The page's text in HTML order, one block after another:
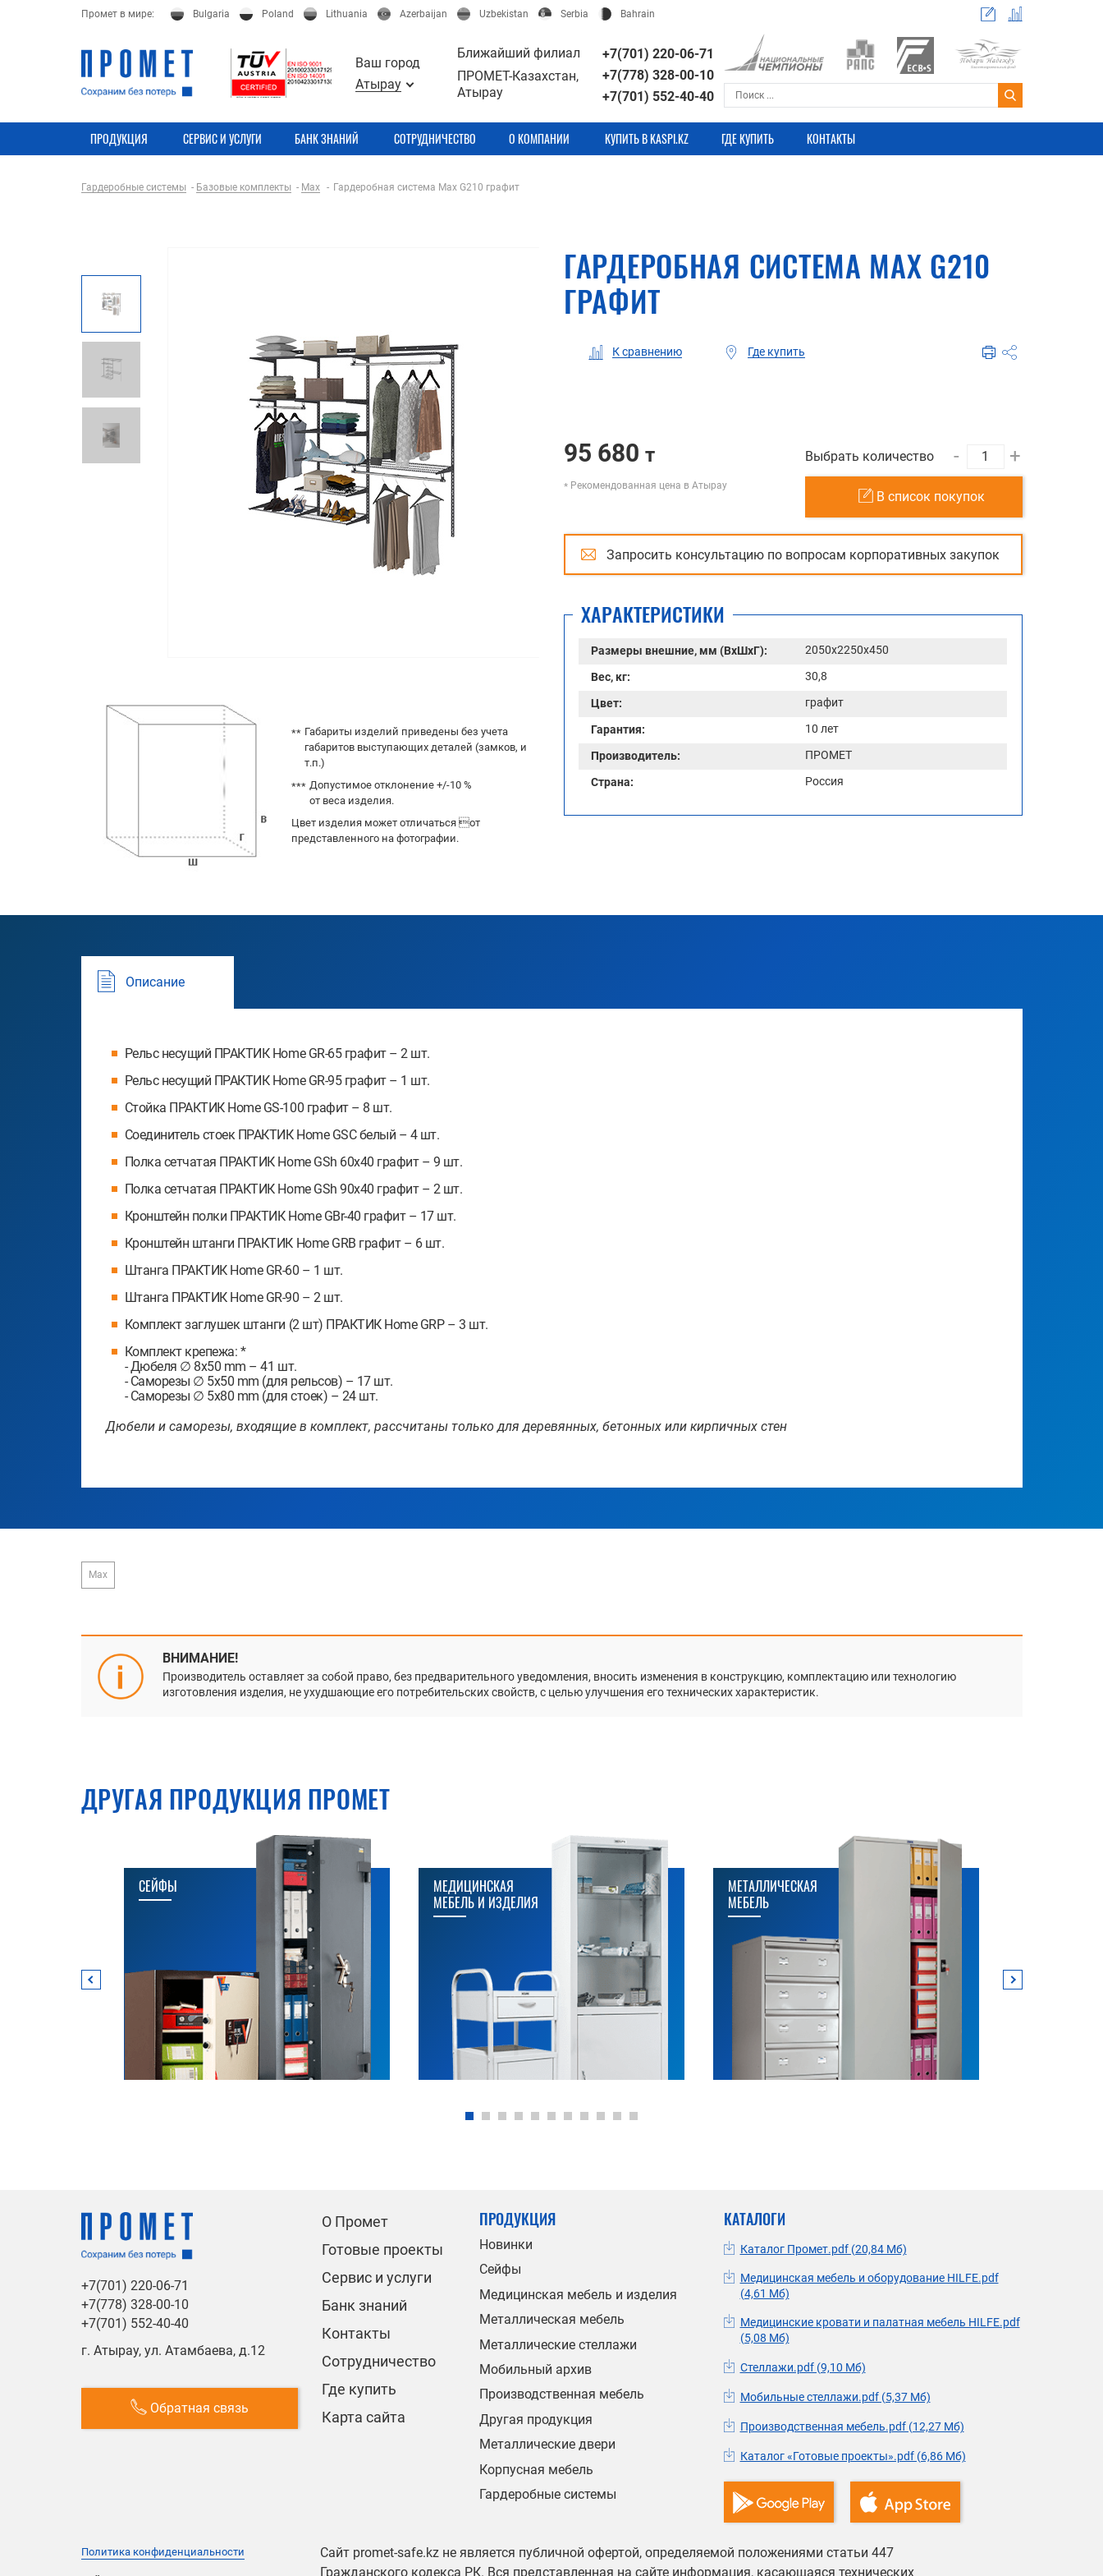
Промет в мире: Bulgaria Poland Lithuania Azerbaijan Uzbekistan Serbia Bahrain
Ваш город
Атырау
Ближайший филиал
ПРОМЕТ-Казахстан,
Атырау
+7(701) 220-06-71
+7(778) 328-00-10
+7(701) 552-40-40
ПРОДУКЦИЯ СЕРВИС И УСЛУГИ БАНК ЗНАНИЙ СОТРУДНИЧЕСТВО О КОМПАНИИ КУПИТЬ В KASPI.KZ ГДЕ КУПИТЬ КОНТАКТЫ
Гардеробные системы Базовые комплекты Max Гардеробная система Max G210 графит
ГАРДЕРОБНАЯ СИСТЕМА MAX G210
ГРАФИТ
К сравнению Где купить
95 680 т
Рекомендованная цена в Атырау
Выбрать количество - +
В список покупок
Запросить консультацию по вопросам корпоративных закупок
ХАРАКТЕРИСТИКИ
Размеры внешние, мм (ВхШхГ): 2050x2250x450
Вес, кг: 30,8
Цвет: графит
Гарантия: 10 лет
Производитель: ПРОМЕТ
Страна: Россия
Габариты изделий приведены без учета
габаритов выступающих деталей (замков, и
т.п.)
Допустимое отклонение +/-10 %
от веса изделия.
Цвет изделия может отличаться от
представленного на фотографии.
Описание
Рельс несущий ПРАКТИК Home GR-65 графит – 2 шт.
Рельс несущий ПРАКТИК Home GR-95 графит – 1 шт.
Стойка ПРАКТИК Home GS-100 графит – 8 шт.
Соединитель стоек ПРАКТИК Home GSC белый – 4 шт.
Полка сетчатая ПРАКТИК Home GSh 60х40 графит – 9 шт.
Полка сетчатая ПРАКТИК Home GSh 90х40 графит – 2 шт.
Кронштейн полки ПРАКТИК Home GBr-40 графит – 17 шт.
Кронштейн штанги ПРАКТИК Home GRB графит – 6 шт.
Штанга ПРАКТИК Home GR-60 – 1 шт.
Штанга ПРАКТИК Home GR-90 – 2 шт.
Комплект заглушек штанги (2 шт) ПРАКТИК Home GRP – 3 шт.
Комплект крепежа: *
- Дюбеля ∅ 8х50 mm – 41 шт.
- Саморезы ∅ 5х50 mm (для рельсов) – 17 шт.
- Саморезы ∅ 5х80 mm (для стоек) – 24 шт.
Дюбели и саморезы, входящие в комплект, рассчитаны только для деревянных, бетонных или кирпичных стен
Max
ВНИМАНИЕ!
Производитель оставляет за собой право, без предварительного уведомления, вносить изменения в конструкцию, комплектацию или технологию
изготовления изделия, не ухудшающие его потребительских свойств, с целью улучшения его технических характеристик.
ДРУГАЯ ПРОДУКЦИЯ ПРОМЕТ
СЕЙФЫ
МЕДИЦИНСКАЯ
МЕБЕЛЬ И ИЗДЕЛИЯ
МЕТАЛЛИЧЕСКАЯ
МЕБЕЛЬ
+7(701) 220-06-71
+7(778) 328-00-10
+7(701) 552-40-40
г. Атырау, ул. Атамбаева, д.12
Обратная связь
О Промет
Готовые проекты
Сервис и услуги
Банк знаний
Контакты
Сотрудничество
Где купить
Карта сайта
ПРОДУКЦИЯ
Новинки
Сейфы
Медицинская мебель и изделия
Металлическая мебель
Металлические стеллажи
Мобильный архив
Производственная мебель
Другая продукция
Металлические двери
Корпусная мебель
Гардеробные системы
КАТАЛОГИ
Каталог Промет.pdf (20,84 Мб)
Медицинская мебель и оборудование HILFE.pdf
(4,61 Мб)
Медицинские кровати и палатная мебель HILFE.pdf
(5,08 Мб)
Стеллажи.pdf (9,10 Мб)
Мобильные стеллажи.pdf (5,37 Мб)
Производственная мебель.pdf (12,27 Мб)
Каталог «Готовые проекты».pdf (6,86 Мб)
Политика конфиденциальности
Сайт promet-safe.kz не является публичной офертой, определяемой положениями статьи 447
Гражданского кодекса РК. Вся представленная на сайте информация, касающаяся технических